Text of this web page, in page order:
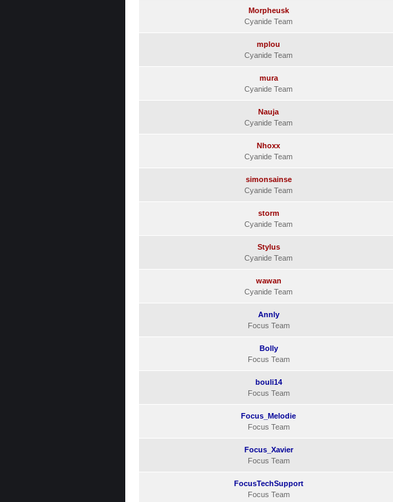
Morpheusk
Cyanide Team
mplou
Cyanide Team
mura
Cyanide Team
Nauja
Cyanide Team
Nhoxx
Cyanide Team
simonsainse
Cyanide Team
storm
Cyanide Team
Stylus
Cyanide Team
wawan
Cyanide Team
Annly
Focus Team
Bolly
Focus Team
bouli14
Focus Team
Focus_Melodie
Focus Team
Focus_Xavier
Focus Team
FocusTechSupport
Focus Team